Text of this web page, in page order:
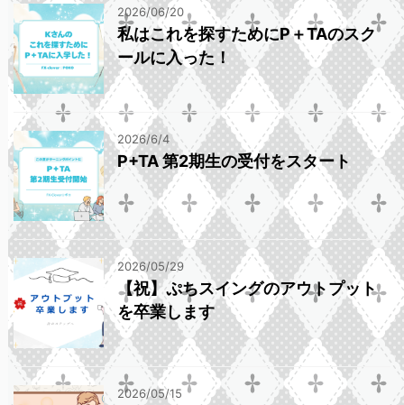
2026/06/20
私はこれを探すためにP＋TAのスク
ールに入った！
2026/6/4
P+TA 第2期生の受付をスタート
2026/05/29
【祝】ぷちスイングのアウトプット
を卒業します
2026/05/15